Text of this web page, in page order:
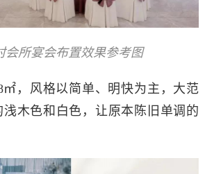
会所宴会布置效果参考图
㎡，风格以简单、明快为主，大范
浅木色和白色，让原本陈旧单调的